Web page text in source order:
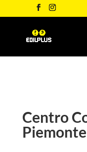
Centro
Piemonte